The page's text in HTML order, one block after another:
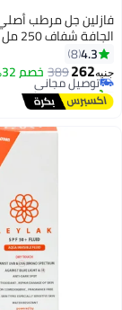
فازلين جل مرطب
الجافة شفاف 250 مل
4.3
8
جنيه262
389 خصم 32%توصيل مجاني
تم بيع +10 مؤخرًا
توصيل مجاني